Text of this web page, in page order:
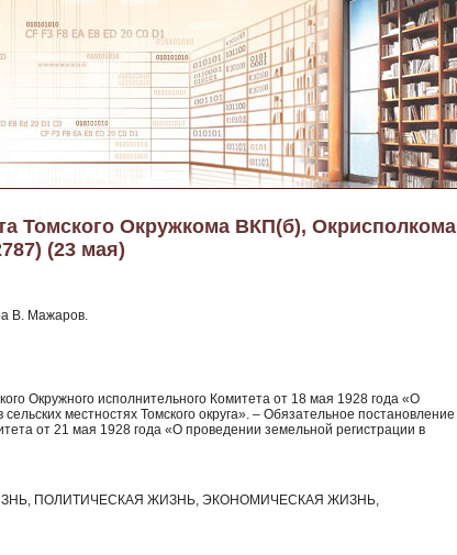
Томского Окружкома ВКП(б), Окрисполкома
(23 мая)
В. Мажаров.
Окружного исполнительного Комитета от 18 мая 1928 года «О
местностях Томского округа». – Обязательное постановление
от 21 мая 1928 года «О проведении земельной регистрации в
ПОЛИТИЧЕСКАЯ ЖИЗНЬ, ЭКОНОМИЧЕСКАЯ ЖИЗНЬ,